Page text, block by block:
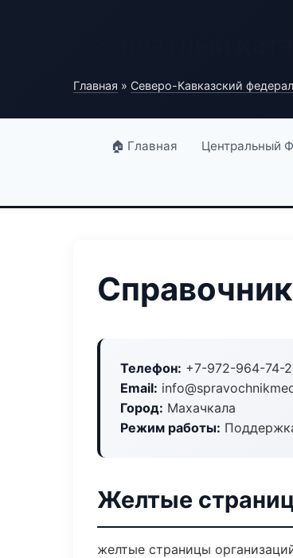
Главная » Северо-Кавказский
🏠 Главная Центральный
Телефон: +7-972-964-74-
Email:
Город: Махачкала
Режим работы:
Желтые
желтые страницы